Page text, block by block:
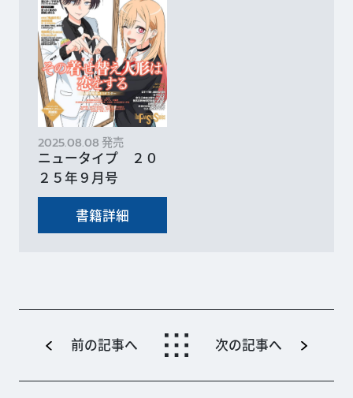
2025.08.08 発売
ニュータイプ ２０
２５年９月号
書籍詳細
前の記事へ 次の記事へ